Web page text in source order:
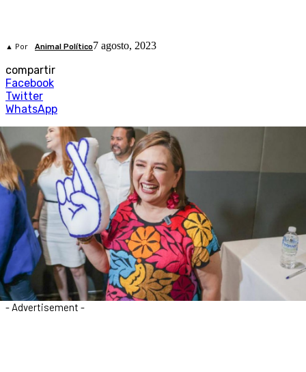
▲ Por Animal Político7 agosto, 2023
compartir
Facebook
Twitter
WhatsApp
- Advertisement -